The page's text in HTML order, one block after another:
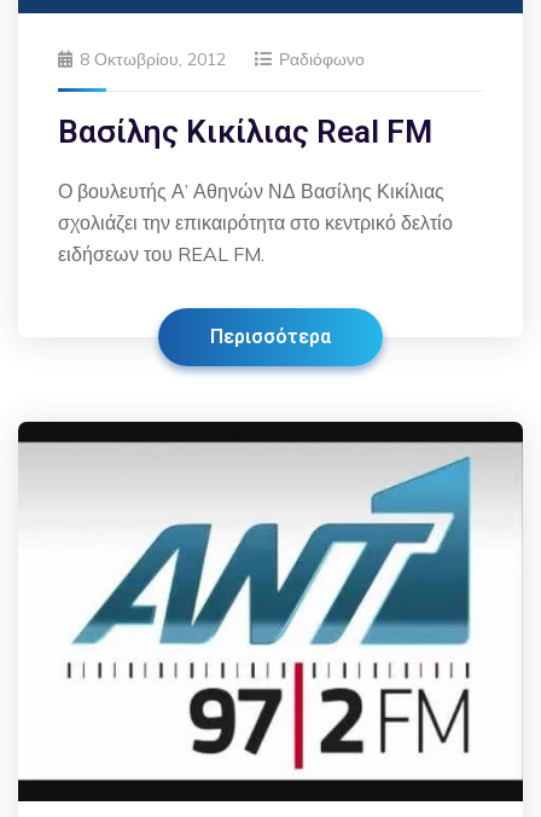
8 Οκτωβρίου, 2012 Ραδιόφωνο
Βασίλης Κικίλιας Real FM
Ο βουλευτής Α’ Αθηνών ΝΔ Βασίλης Κικίλιας
σχολιάζει την επικαιρότητα στο κεντρικό δελτίο
ειδήσεων του REAL FM.
Περισσότερα